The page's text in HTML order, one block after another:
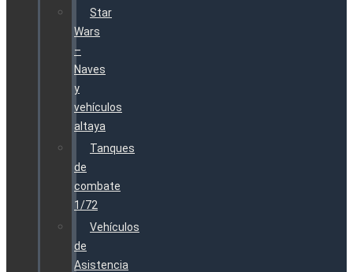
Star
Wars
–
Naves
y
vehículos
altaya
Tanques
de
combate
1/72
Vehículos
de
Asistencia